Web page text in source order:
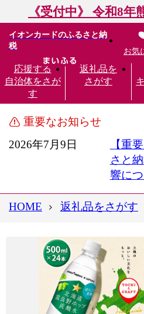
《受付中》 令和8年
イオンカードのふるさと納
税
応援する
自治体をさが
す
返礼品を
さがす
お気
重要なお知らせ
2026年7月9日
【重
さと
響に
HOME 返礼品をさがす